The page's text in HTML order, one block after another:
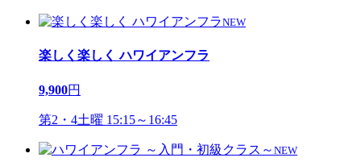
NEW
楽しく楽しく ハワイアンフラ
9,900円
第2・4土曜 15:15～16:45
NEW